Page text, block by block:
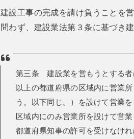
建設工事の完成を請け負うことを
問わず、建設業法第３条に基づき
第三条 建設業を営もうとする者
以上の都道府県の区域内に営業
う。以下同じ。）を設けて営業
区域内にのみ営業所を設けて営
都道府県知事の許可を受けなけ